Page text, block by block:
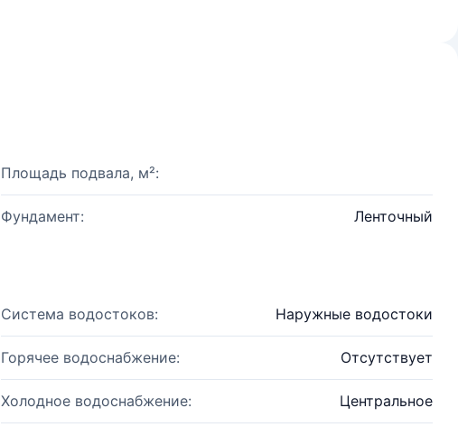
Площадь подвала, м²:
Фундамент: Ленточный
Система водостоков: Наружные водостоки
Горячее водоснабжение: Отсутствует
Холодное водоснабжение: Центральное